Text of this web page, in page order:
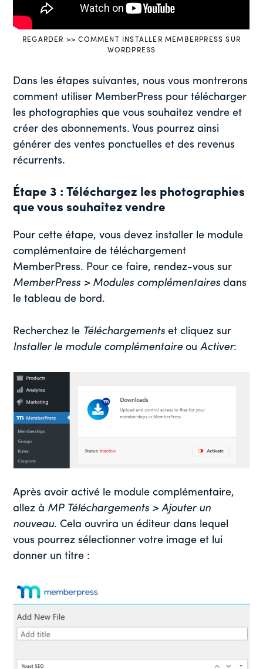
REGARDER >> COMMENT INSTALLER MEMBERPRESS SUR
WORDPRESS
Dans les étapes suivantes, nous vous montrerons
comment utiliser MemberPress pour télécharger
les photographies que vous souhaitez vendre et
créer des abonnements. Vous pourrez ainsi
générer des ventes ponctuelles et des revenus
récurrents.
Étape 3 : Téléchargez les photographies
que vous souhaitez vendre
Pour cette étape, vous devez installer le module
complémentaire de téléchargement
MemberPress. Pour ce faire, rendez-vous sur
MemberPress > Modules complémentairesdans
le tableau de bord.
Recherchez le Téléchargementset cliquez sur
Installer le module complémentaire ouActiver:
Après avoir activé le module complémentaire,
allez à MP Téléchargements > Ajouter un
nouveau. Cela ouvrira un éditeur dans lequel
vous pourrez sélectionner votre image et lui
donner un titre :